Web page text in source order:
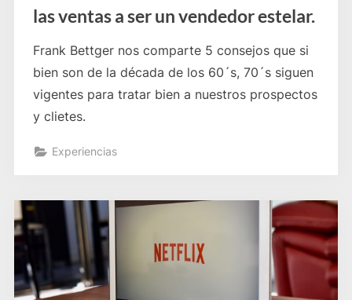
las ventas a ser un vendedor estelar.
Frank Bettger nos comparte 5 consejos que si
bien son de la década de los 60´s, 70´s siguen
vigentes para tratar bien a nuestros prospectos
y clietes.
Experiencias